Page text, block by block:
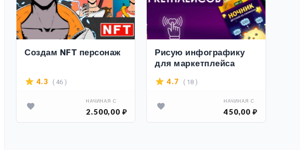
Создам NFT персонаж
4.3 ( 46 )
НАЧИНАЯ С
2.500,00 ₽
Рисую инфографику
для маркетплейса
4.7 ( 18 )
НАЧИНАЯ С
450,00 ₽